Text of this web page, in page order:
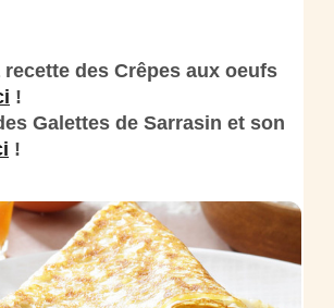
recette des Crêpes aux oeufs
!
Galettes de Sarrasin et son
!